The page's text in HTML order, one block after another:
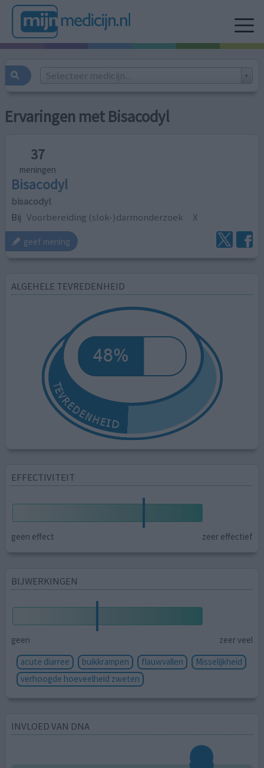
Selecteer medicijn...
Ervaringen met Bisacodyl
37
meningen
Bisacodyl
bisacodyl
Bij Voorbereiding (slok-)darmonderzoek X
geef mening
ALGEHELE TEVREDENHEID
EFFECTIVITEIT
geen effect zeer effectief
BIJWERKINGEN
geen
zeer veel
acute diarree
buikkrampen flauwvallen
Misselijkheid
verhoogde hoeveelheid zweten
INVLOED VAN DNA